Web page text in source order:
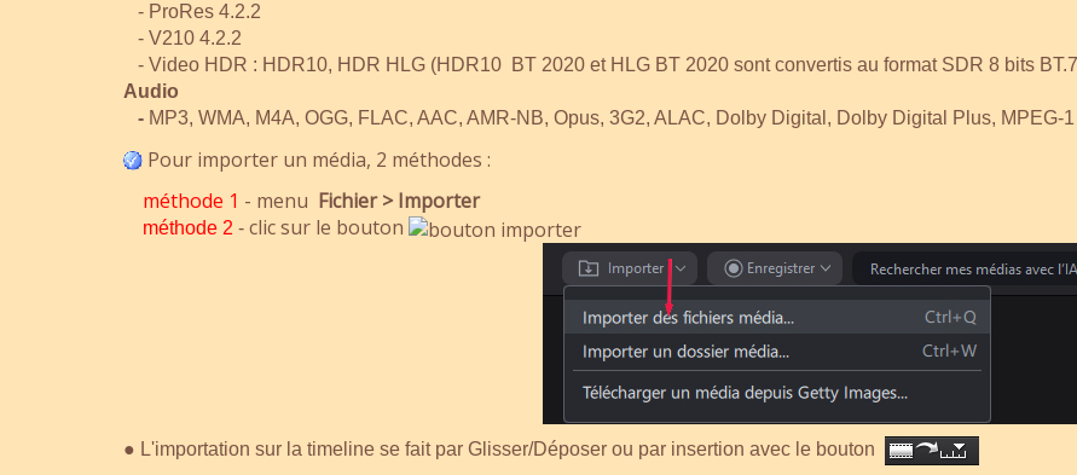
- ProRes 4.2.2
- V210 4.2.2
- Video HDR : HDR10, HDR HLG (HDR10 BT 2020 et HLG BT 2020 sont convertis au format SDR 8 bits
Audio
- MP3, WMA, M4A, OGG, FLAC, AAC, AMR-NB, Opus, 3G2, ALAC, Dolby Digital, Dolby Digital Plus, MPEG-1
Pour importer un média, 2 méthodes :
méthode 1 - menu Fichier > Importer
méthode 2 - clic sur le bouton
● L'importation sur la timeline se fait par Glisser/Déposer ou par insertion avec le bouton